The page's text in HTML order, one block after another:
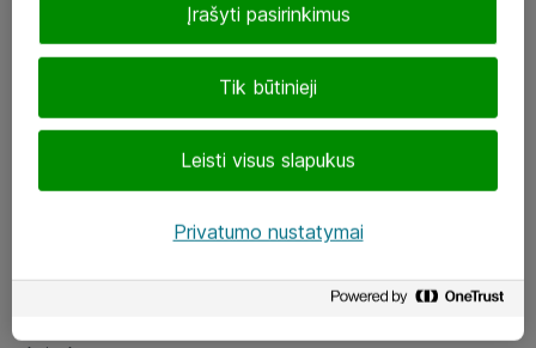
LinkedIn
Tik būtinieji
Leisti visus slapukus
Įrašyti pasirinkimus
Privatumo nustatymai